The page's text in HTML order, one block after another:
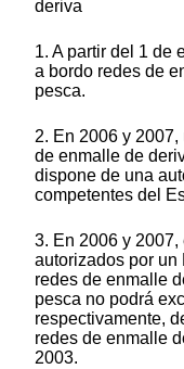
deriva
1. A partir del 1 de
a bordo redes de
pesca.
2. En 2006 y
de enmalle de
dispone de una
competentes del
3. En 2006 y
autorizados por un
redes de enmalle
pesca no podrá
respectivamente,
redes de enmalle
2003.